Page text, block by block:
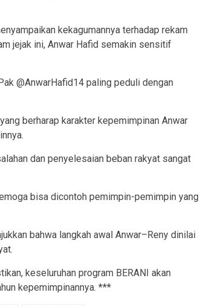
kekagumannya terhadap rekam
jejak ini, Anwar Hafid semakin sensitif
@AnwarHafid14 paling peduli dengan
berharap karakter kepemimpinan Anwar
dan penyelesaian beban rakyat sangat
bisa dicontoh pemimpin-pemimpin yang
bahwa langkah awal Anwar–Reny dinilai
keseluruhan program BERANI akan
kepemimpinannya. ***